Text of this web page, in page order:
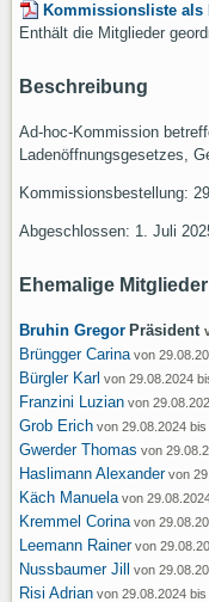
Kommissionsliste als
Enthält die Mitglieder
Beschreibung
Ad-hoc-Kommission
Ladenöffnungsgesetzes,
Kommissionsbestellung:
Abgeschlossen: 1. Juli
Ehemalige
Bruhin Gregor Präsident
Brüngger Carina von
Bürgler Karl von 29.08.2024
Franzini Luzian von
Grob Erich von 29.08.2024
Gwerder Thomas von
Haslimann Alexander von
Käch Manuela von
Kremmel Corina von
Leemann Rainer von
Nussbaumer Jill von
Risi Adrian von 29.08.2024